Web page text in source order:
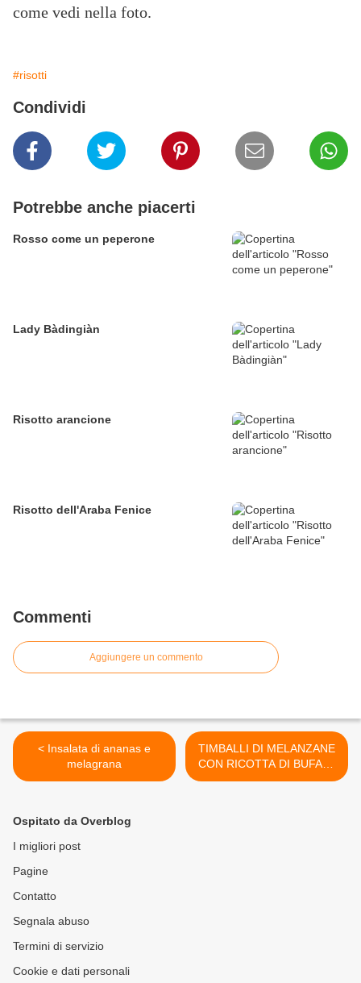
come vedi nella foto.
#risotti
Condividi
Potrebbe anche piacerti
Rosso come un peperone
Lady Bàdingiàn
Risotto arancione
Risotto dell'Araba Fenice
Commenti
Aggiungere un commento
< Insalata di ananas e
melagrana
TIMBALLI DI MELANZANE
CON RICOTTA DI BUFALA
>
Ospitato da Overblog
I migliori post
Pagine
Contatto
Segnala abuso
Termini di servizio
Cookie e dati personali